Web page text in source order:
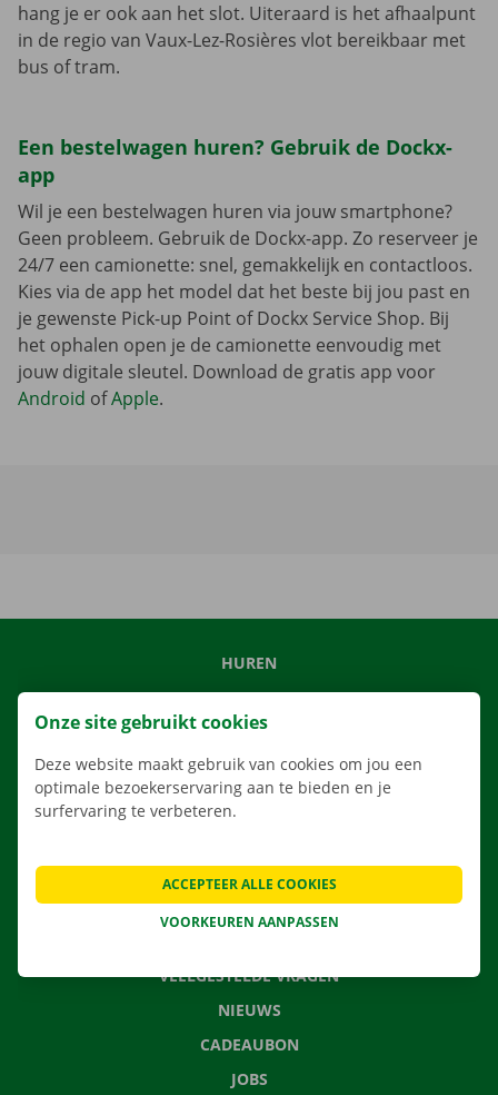
hang je er ook aan het slot. Uiteraard is het afhaalpunt
in de regio van Vaux-Lez-Rosières vlot bereikbaar met
bus of tram.
Een bestelwagen huren? Gebruik de Dockx-
app
Wil je een bestelwagen huren via jouw smartphone?
Geen probleem. Gebruik de Dockx-app. Zo reserveer je
24/7 een camionette: snel, gemakkelijk en contactloos.
Kies via de app het model dat het beste bij jou past en
je gewenste Pick-up Point of Dockx Service Shop. Bij
het ophalen open je de camionette eenvoudig met
jouw digitale sleutel. Download de gratis app voor
Android ofApple.
HUREN
ONS AANBOD
ONZE DIENSTEN
LOCATIES
APP
VEELGESTELDE VRAGEN
NIEUWS
CADEAUBON
JOBS
Onze site gebruikt cookies
Deze website maakt gebruik van cookies om jou een
optimale bezoekerservaring aan te bieden en je
surfervaring te verbeteren.
VOORKEUREN AANPASSEN
ACCEPTEER ALLE COOKIES